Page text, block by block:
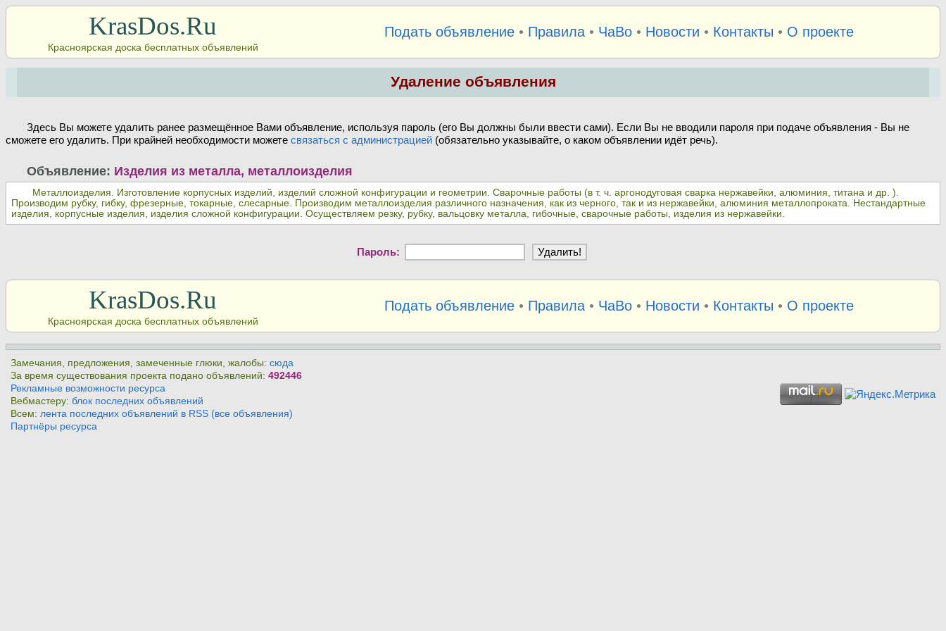
KrasDos.Ru
Красноярская доска бесплатных объявлений
Подать объявление• Правила• ЧаВо• Новости • Контакты • О проекте
Удаление объявления
Здесь Вы можете удалить ранее размещённое Вами объявление, используя пароль (его Вы должны были ввести сами). Если Вы не вводили пароля при подаче объявления - Вы не
сможете его удалить. При крайней необходимости можете связаться с администрацией(обязательно указывайте, о каком объявлении идёт речь).
Объявление: Изделия из металла, металлоизделия
Металлоизделия. Изготовление корпусных изделий, изделий сложной конфигурации и геометрии. Сварочные работы (в т. ч. аргонодуговая сварка нержавейки, алюминия, титана и др. ).
Производим рубку, гибку, фрезерные, токарные, слесарные. Производим металлоизделия различного назначения, как из черного, так и из нержавейки, алюминия металлопроката. Нестандартные
изделия, корпусные изделия, изделия сложной конфигурации. Осуществляем резку, рубку, вальцовку металла, гибочные, сварочные работы, изделия из нержавейки.
Пароль:
KrasDos.Ru
Красноярская доска бесплатных объявлений
Подать объявление• Правила• ЧаВо• Новости • Контакты • О проекте
Замечания, предложения, замеченные глюки, жалобы: сюда
За время существования проекта подано объявлений: 492446
Рекламные возможности ресурса
Вебмастеру: блок последних объявлений
Всем: лента последних объявлений в RSS (все объявления)
Партнёры ресурса